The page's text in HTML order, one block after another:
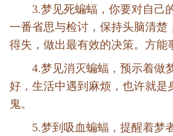
3.梦见死蝙蝠，你要对自己
一番省思与检讨，保持头脑清楚
得失，做出最有效的决策。方能
4.梦见消灭蝙蝠，预示着做
好，生活中遇到麻烦，也许就是
鬼。
5.梦到吸血蝙蝠，提醒着梦